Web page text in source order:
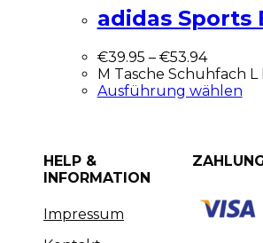
adidas Sports
€39.95 – €53.94
M Tasche Schuhfach
Ausführung wählen
HELP &
INFORMATION
Impressum